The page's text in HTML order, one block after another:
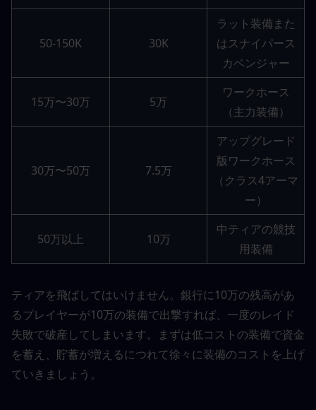
50-150K 30K
ラット装備また
はスナイパース
カベンジャー
15万〜30万 5万
ワークホース
（主力装備）
30万〜50万 7.5万
アップグレード
版ワークホース
（クラス4アーマ
ー）
50万以上 10万
中ティアの競技
用装備
ティアを飛ばしてはいけません。銀行に10万の残高があ
るプレイヤーが10万の装備で出撃すれば、一度のレイド
失敗で破産してしまいます。まずは低コストの装備で資金
を蓄え、貯蓄が増えるにつれて徐々に装備のコストを上げ
ていきましょう。